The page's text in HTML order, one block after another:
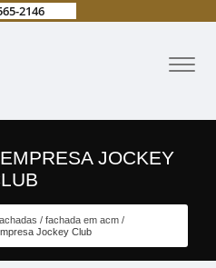
2146
JOCKEY
fachada em acm
Jockey Club